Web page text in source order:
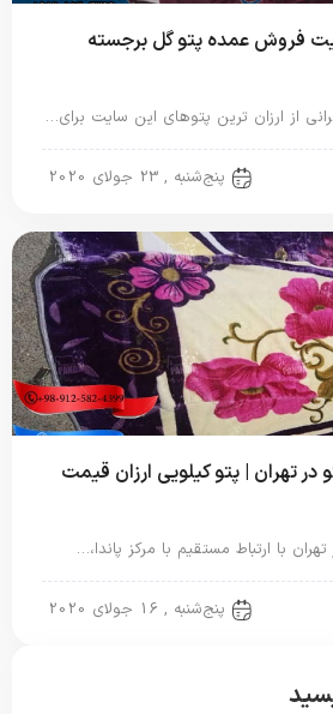
فروش عمده پتو گل برجسته
از ارزان ترین پتوهای این سایت برای…
پنج‌شنبه , 23 جولای 2020
تهران | پتو کیلویی ارزان قیمت
با ارتباط مستقیم با مرکز پاندا،…
پنج‌شنبه , 16 جولای 2020